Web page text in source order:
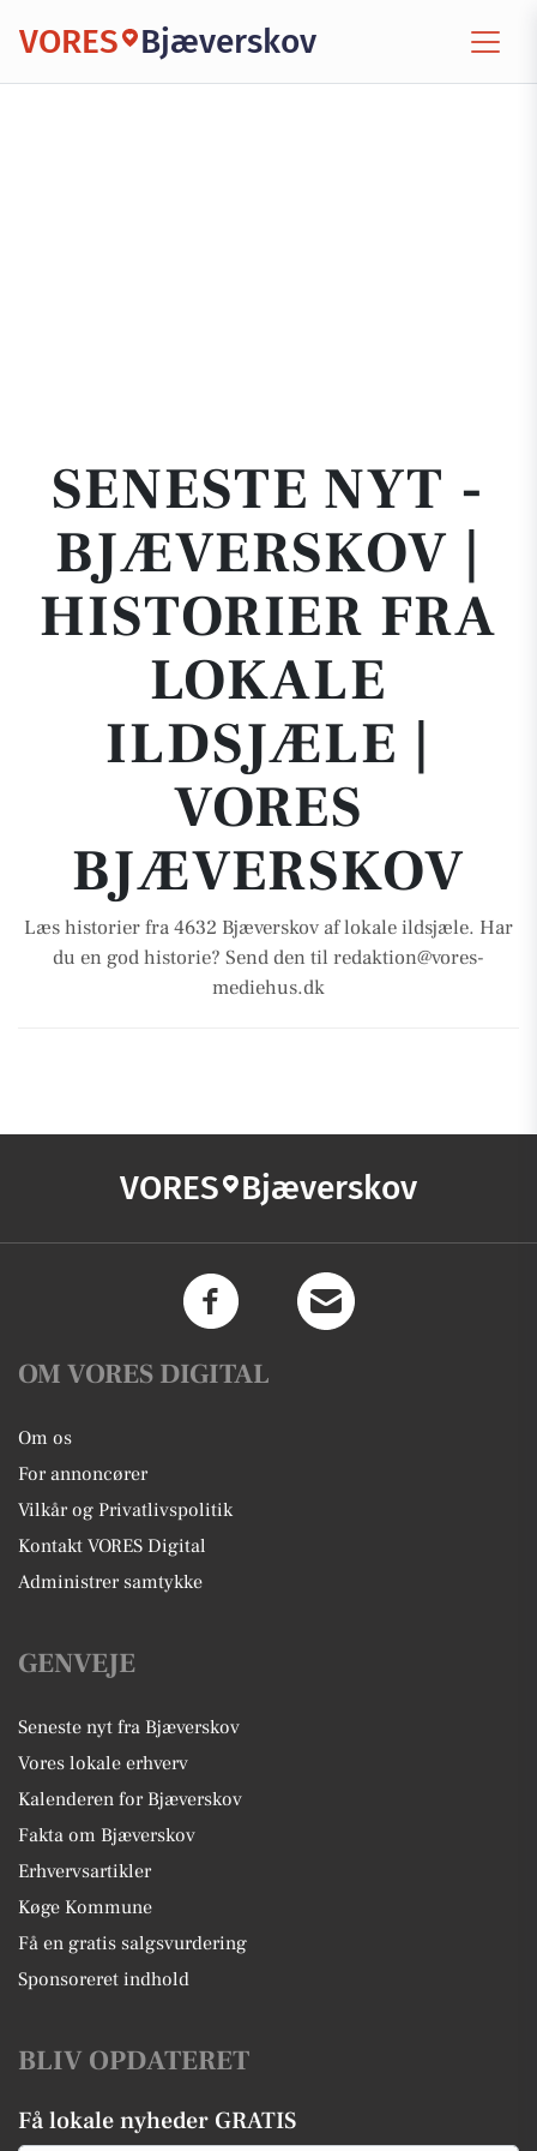
VORES Bjæverskov
SENESTE NYT -
BJÆVERSKOV |
HISTORIER FRA
LOKALE
ILDSJÆLE |
VORES
BJÆVERSKOV
Læs historier fra 4632 Bjæverskov af lokale ildsjæle. Har
du en god historie? Send den til redaktion@vores-
mediehus.dk
VORES Bjæverskov
OM VORES DIGITAL
Om os
For annoncører
Vilkår og Privatlivspolitik
Kontakt VORES Digital
Administrer samtykke
GENVEJE
Seneste nyt fra Bjæverskov
Vores lokale erhverv
Kalenderen for Bjæverskov
Fakta om Bjæverskov
Erhvervsartikler
Køge Kommune
Få en gratis salgsvurdering
Sponsoreret indhold
BLIV OPDATERET
Få lokale nyheder GRATIS